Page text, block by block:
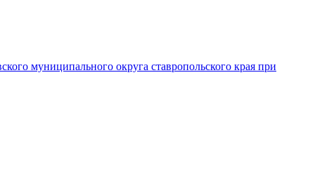
муниципального округа ставропольского края при